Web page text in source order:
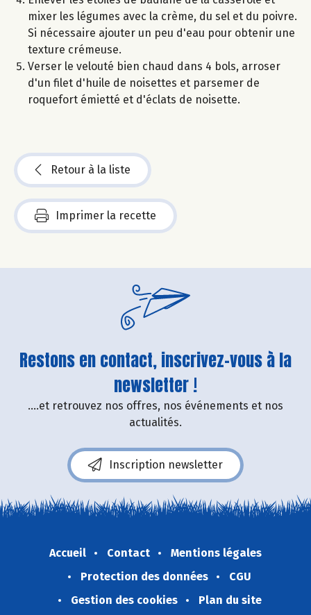
mixer les légumes avec la crème, du sel et du poivre.
Si nécessaire ajouter un peu d'eau pour obtenir une
texture crémeuse.
Verser le velouté bien chaud dans 4 bols, arroser
d'un filet d'huile de noisettes et parsemer de
roquefort émietté et d'éclats de noisette.
Retour à la liste
Imprimer la recette
Restons en contact, inscrivez-vous à la
newsletter !
....et retrouvez nos offres, nos événements et nos
actualités.
Inscription newsletter
Accueil Contact
Mentions légales
Protection des données
CGU
Gestion des cookies
Plan du site